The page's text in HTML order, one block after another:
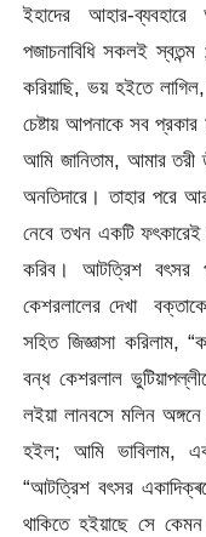
ইহাদের আহার-
পজাচনাবিধি সকলই
করিয়াছি, ভয় হইতে
চেষ্টায় আপনাকে সব প্রকার
আমি জানিতাম, আমার তরী
অনতিদারে। তাহার পরে
নেবে তখন একটি ফৎকারেই
করিব। আটত্রিশ বৎসর
কেশরলালের দেখা
সহিত জিজ্ঞাসা করিলাম,
বন্ধ কেশরলাল
লইয়া লানবসে মলিন
হইল; আমি ভাবিলাম,
“আটত্রিশ বৎসর
থাকিতে হইয়াছে সে